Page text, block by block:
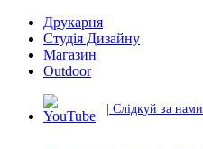
Друкарня
Студія Дизайну
Магазин
Outdoor
| Слідкуй за нами